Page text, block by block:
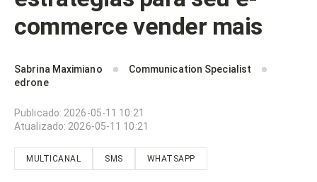
commerce vender mais
Sabrina Maximiano
Communication Specialist
edrone
Publicado: 2026-05-11 10:21
Atualizado: 2026-05-11 10:21
MULTICANAL SMS WHATSAPP